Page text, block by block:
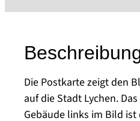
Die Postkarte zeigt den
auf die Stadt Lychen.
Gebäude links im Bild ist